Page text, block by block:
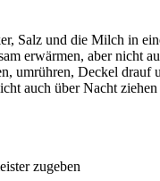
Salz und die Milch in
erwärmen, aber nicht
umrühren, Deckel drauf
auch über Nacht ziehen
zugeben